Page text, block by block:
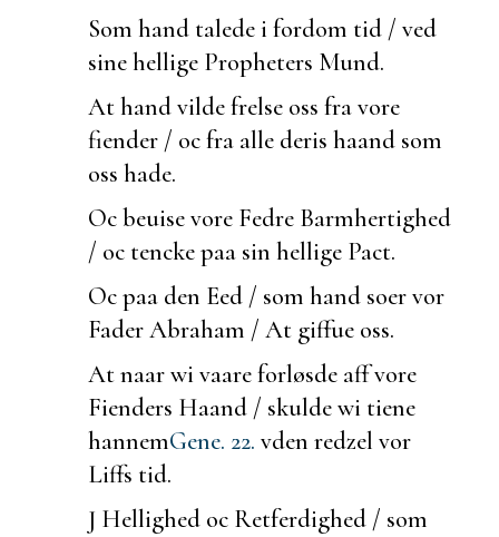
Som hand talede i fordom tid / ved
sine hellige Propheters Mund.
At hand vilde frelse oss fra vore
fiender / oc fra alle deris haand som
oss hade.
Ocbeuise vore Fedre Barmhertighed
/ oc tencke paa sin hellige Pact.
Oc paa den Eed / som hand soer vor
Fader Abraham / At giffue oss.
At naar wi vaare forløsde aff vore
Fienders Haand / skulde wi tiene
hannemGene. 22. vden redzel vor
Liffs tid.
J Hellighed oc Retferdighed / som